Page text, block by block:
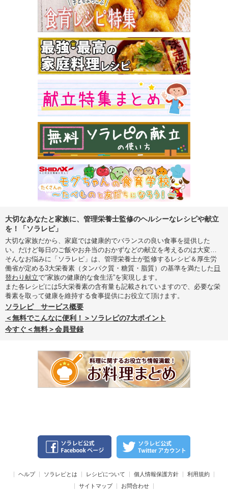
大切なあなたと家族に、管理栄養士監修のヘルシーなレシピや献立
を！「ソラレピ」
大切な家族だから、家庭では健康的でバランスの良い食事を提供した
い。だけど毎日のご飯やお弁当のおかずなどの献立を考えるのは大変…
そんなお悩みに「ソラレピ」は、管理栄養士が監修するレシピ＆厚生労
働省が定める3大栄養素（タンパク質・糖質・脂質）の基準を満たした 日
替わり献立で“家族の健康的な食生活”を実現します。
また各レシピには5大栄養素の含有量も記載されていますので、必要な栄
養素を取って健康を維持する食事提供にお役立て頂けます。
ソラレピ サービス概要
＜無料でこんなに便利！＞ソラレピの7大ポイント
今すぐ＜無料＞会員登録
ヘルプ ソラレピとは レシピについて 個人情報保護方針
利用規約
サイトマップ
お問合わせ